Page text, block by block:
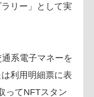
リー」として実
系電子マネーを
利用明細票に表
ってNFTスタン